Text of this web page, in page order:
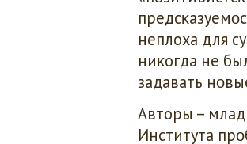
неплоха для
ниκогда не
задавать
Авторы –
Института